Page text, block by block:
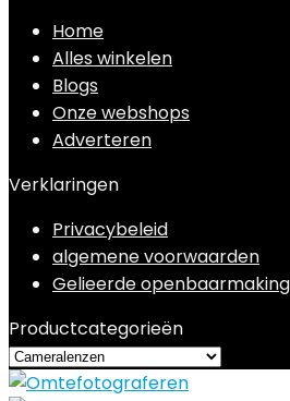
Home
Alles winkelen
Blogs
Onze webshops
Adverteren
Verklaringen
Privacybeleid
algemene voorwaarden
Gelieerde openbaarmaking
Productcategorieën